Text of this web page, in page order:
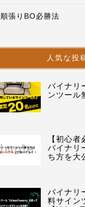
順張りBO必勝法
人気な投
バイナリ
ンツール
【初心
バイナリ
ち方を大
バイナリ
料サイン